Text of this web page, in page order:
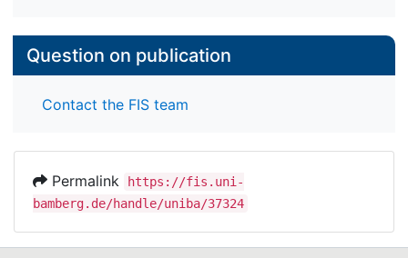
Question on publication
Contact the FIS team
Permalink
https://fis.uni-
bamberg.de/handle/uniba/37324